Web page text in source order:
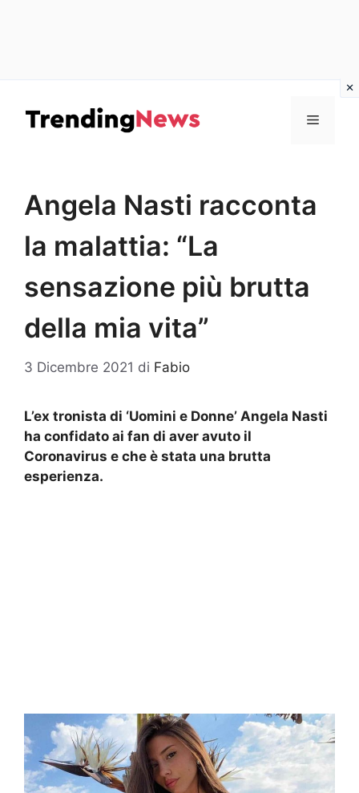
contenuto
Menu
Angela Nasti racconta
la malattia: “La
sensazione più brutta
della mia vita”
3 Dicembre 2021 di Fabio
L’ex tronista di ‘Uomini e Donne’ Angela Nasti
ha confidato ai fan di aver avuto il
Coronavirus e che è stata una brutta
esperienza.